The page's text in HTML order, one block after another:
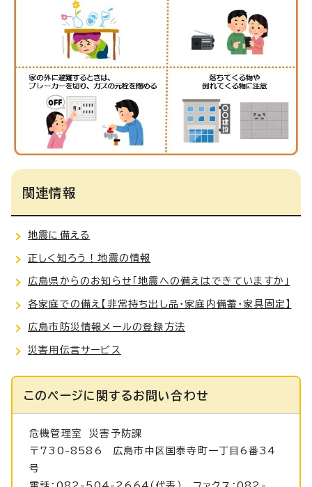
関連情報
地震に備える
正しく知ろう！地震の情報
広島県からのお知らせ「地震への備えはできていますか」
各家庭での備え【非常持ち出し品・家庭内備蓄・家具固定】
広島市防災情報メールの登録方法
災害用伝言サービス
このページに関するお問い合わせ
危機管理室 災害予防課
〒730-8586 広島市中区国泰寺町一丁目6番34
号